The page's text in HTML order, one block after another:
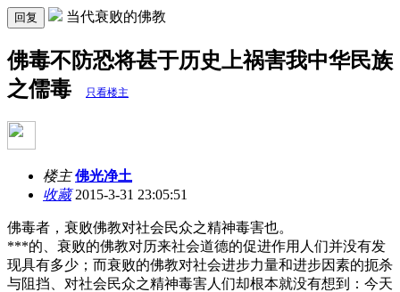
回复 当代衰败的佛教
佛毒不防恐将甚于历史上祸害我中华民族
之儒毒
只看楼主
楼主 佛光净土
收藏2015-3-31 23:05:51
佛毒者，衰败佛教对社会民众之精神毒害也。
***的、衰败的佛教对历来社会道德的促进作用人们并没有发
现具有多少；而衰败的佛教对社会进步力量和进步因素的扼杀
与阻挡、对社会民众之精神毒害人们却根本就没有想到：今天